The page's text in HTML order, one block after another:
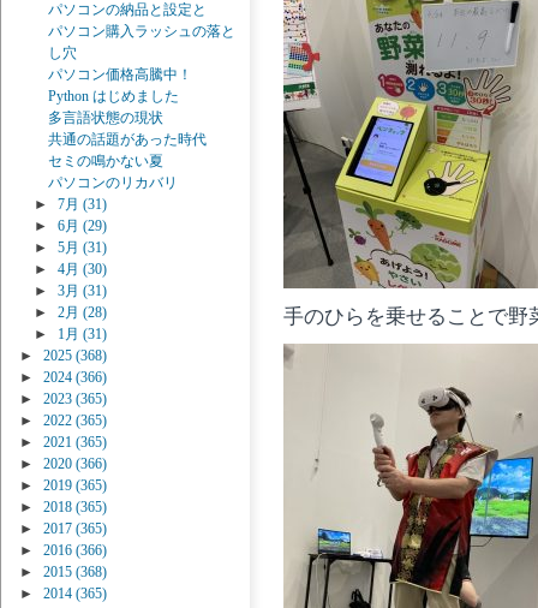
パソコンの納品と設定と
パソコン購入ラッシュの落と
し穴
パソコン価格高騰中！
Python はじめました
多言語状態の現状
共通の話題があった時代
セミの鳴かない夏
パソコンのリカバリ
►
7月 (31)
►
6月 (29)
►
5月 (31)
►
4月 (30)
►
3月 (31)
►
2月 (28)
►
1月 (31)
►
2025 (368)
►
2024 (366)
►
2023 (365)
►
2022 (365)
►
2021 (365)
►
2020 (366)
►
2019 (365)
►
2018 (365)
►
2017 (365)
►
2016 (366)
►
2015 (368)
►
2014 (365)
手のひらを乗せることで